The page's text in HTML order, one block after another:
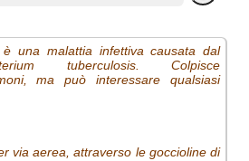
una malattia infettiva causata dal
tuberculosis. Colpisce
ma può interessare qualsiasi
via aerea, attraverso le goccioline di